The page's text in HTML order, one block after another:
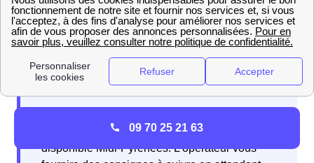
Si vous faites face à une fuite de gaz dans votre
logement à Carbonne, suivez simplement les étapes
Étape 1 :Pour commencer,ouvrez toutes
les fenêtres de votre domicilele Carbonnais afin de
Étape 2 :Pensez àcouper le gaz
Étape 3 : Ne manipulez aucun appareil électrique à
jusqu'à l'arrivée d'un technicien Engie
disponible Midi-Pyrénées. L'opérateur vous
09 70 25 21 63